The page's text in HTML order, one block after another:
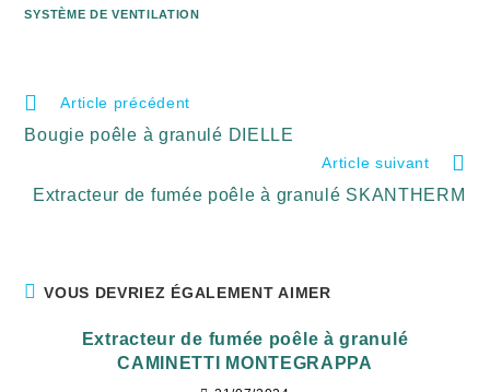
SYSTÈME DE VENTILATION
Article précédent
Bougie poêle à granulé DIELLE
Article suivant
Extracteur de fumée poêle à granulé SKANTHERM
VOUS DEVRIEZ ÉGALEMENT AIMER
Extracteur de fumée poêle à granulé
CAMINETTI MONTEGRAPPA